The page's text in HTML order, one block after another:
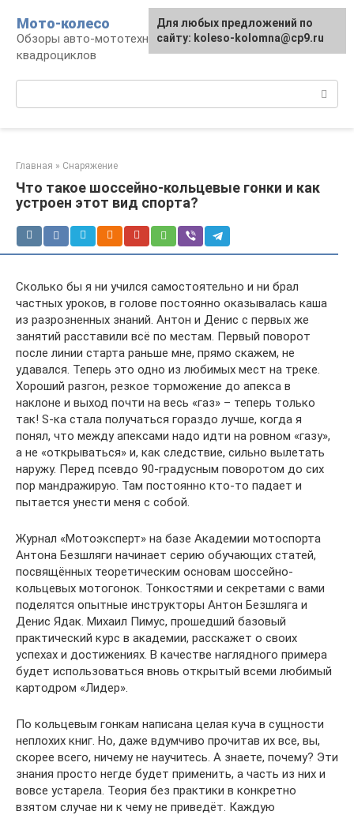
контенту
Мото-колесо
Обзоры авто-мототехники, снегоходов,
квадроциклов
Главная » Снаряжение
Что такое шоссейно-кольцевые гонки и как
устроен этот вид спорта?
Сколько бы я ни учился самостоятельно и ни брал
частных уроков, в голове постоянно оказывалась каша
из разрозненных знаний. Антон и Денис с первых же
занятий расставили всё по местам. Первый поворот
после линии старта раньше мне, прямо скажем, не
удавался. Теперь это одно из любимых мест на треке.
Хороший разгон, резкое торможение до апекса в
наклоне и выход почти на весь «газ» – теперь только
так! S-ка стала получаться гораздо лучше, когда я
понял, что между апексами надо идти на ровном «газу»,
а не «открываться» и, как следствие, сильно вылетать
наружу. Перед псевдо 90-градусным поворотом до сих
пор мандражирую. Там постоянно кто-то падает и
пытается унести меня с собой.
Журнал «Мотоэксперт» на базе Академии мотоспорта
Антона Безшляги начинает серию обучающих статей,
посвящённых теоретическим основам шоссейно-
кольцевых мотогонок. Тонкостями и секретами с вами
поделятся опытные инструкторы Антон Безшляга и
Денис Ядак. Михаил Пимус, прошедший базовый
практический курс в академии, расскажет о своих
успехах и достижениях. В качестве наглядного примера
будет использоваться вновь открытый всеми любимый
картодром «Лидер».
По кольцевым гонкам написана целая куча в сущности
неплохих книг. Но, даже вдумчиво прочитав их все, вы,
скорее всего, ничему не научитесь. А знаете, почему? Эти
знания просто негде будет применить, а часть из них и
вовсе устарела. Теория без практики в конкретно
взятом случае ни к чему не приведёт. Каждую
Для любых предложений по
сайту: koleso-kolomna@cp9.ru